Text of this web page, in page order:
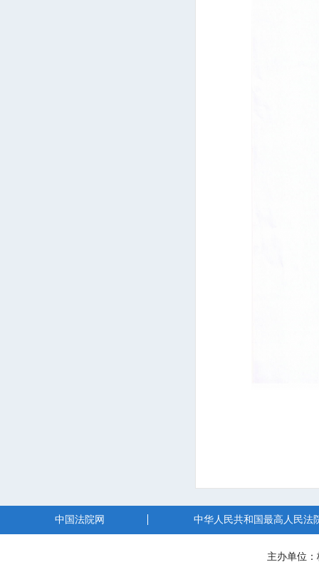
中国法院网 中华人民共和国最高人民法
主办单位